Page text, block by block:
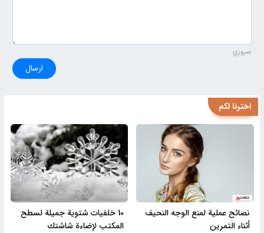
ضروري
ارسال
اخترنا لكم
نصائح عملية لمنع الوجه النحيف
أثناء التمرين
10 خلفيات شتوية جميلة لسطح
المكتب لإضاءة شاشتك